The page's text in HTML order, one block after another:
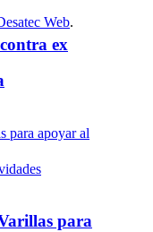
ex
para
Web.